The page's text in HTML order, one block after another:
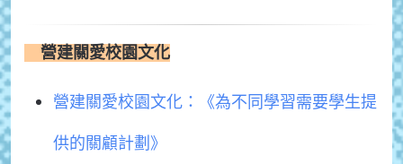
營建關愛校園文化
營建關愛校園文化：《為不同學習需要學生提
供的關顧計劃》